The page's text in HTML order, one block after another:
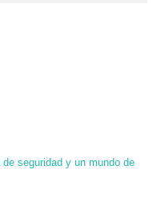
seguridad y un mundo de